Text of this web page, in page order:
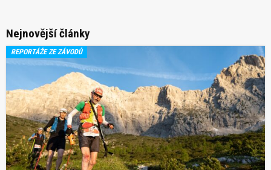
Nejnovější články
REPORTÁŽE ZE ZÁVODŮ